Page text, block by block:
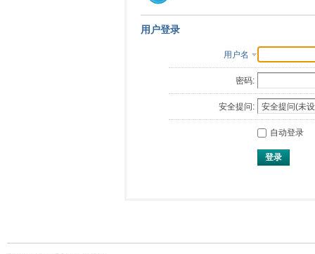
用户登录
用户名
密码:
安全提问:
自动登录
登录